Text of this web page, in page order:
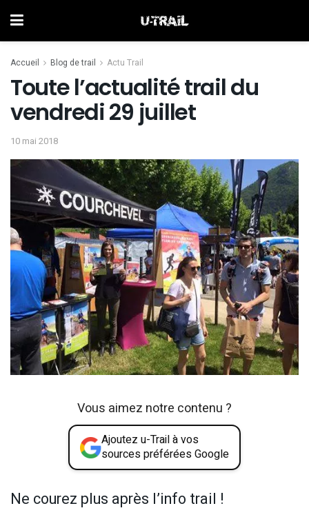
Accueil Blog de trail Actu Trail
Toute l’actualité trail du
vendredi 29 juillet
10 mai 2018
Vous aimez notre contenu ?
Ajoutez u-Trail à vos
sources préférées Google
Ne courez plus après l’info trail !